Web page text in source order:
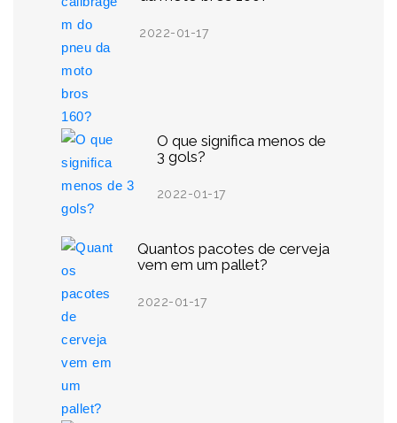
2022-01-17
O que significa menos de
3 gols?
2022-01-17
Quantos pacotes de cerveja
vem em um pallet?
2022-01-17